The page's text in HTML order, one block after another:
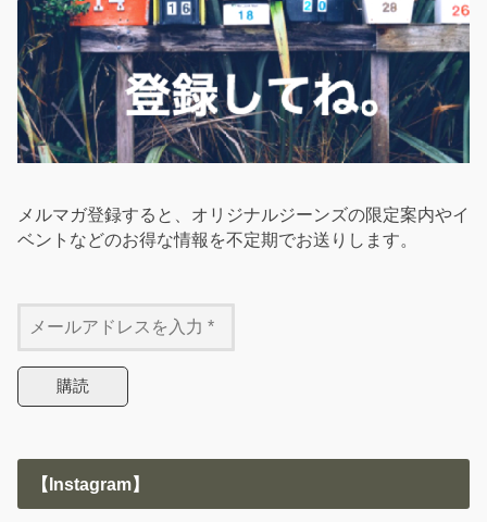
メルマガ登録すると、オリジナルジーンズの限定案内やイ
ベントなどのお得な情報を不定期でお送りします。
【Instagram】